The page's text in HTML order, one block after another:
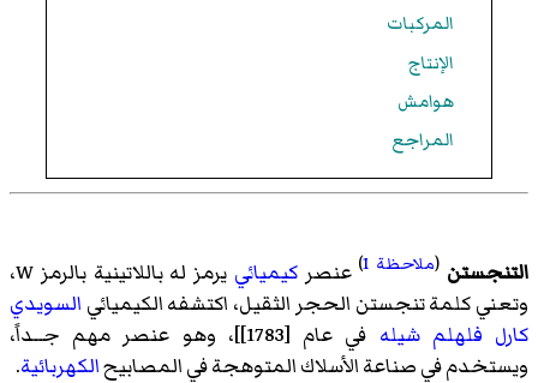
المركبات
الإنتاج
هوامش
المراجع
التنجستن (ملاحظة 1 ) عنصركيميائي
يرمز له باللاتينية بالرمز W،
وتعني كلمة تنجستن الحجر الثقيل، اكتشفه الكيميائي السويدي
كارل فلهلم شيله
في عام [1783]]، وهو عنصر مهم جــداً،
ويستخدم في صناعة الأسلاك المتوهجة في المصابيحالكهربائية.